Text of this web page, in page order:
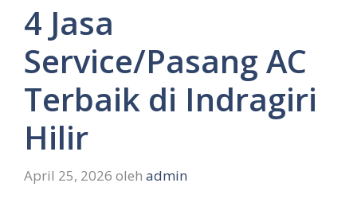
4 Jasa
Service/Pasang AC
Terbaik di Indragiri
Hilir
April 25, 2026 oleh admin